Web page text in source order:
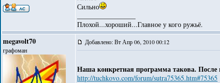
Сильно
Плохой...хороший...Главное у кого ружьё.
megavolt70
графоман
Добавлено: Вт Апр 06, 2010 00:12
Наша конкретная программа такова. После
http://tuchkovo.com/forum/sutra75365.htm#75365